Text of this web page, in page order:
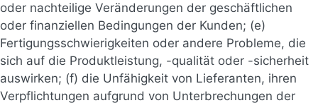
oder nachteilige Veränderungen der geschäftlichen
oder finanziellen Bedingungen der Kunden; (e)
Fertigungsschwierigkeiten oder andere Probleme, die
sich auf die Produktleistung, -qualität oder -sicherheit
auswirken; (f) die Unfähigkeit von Lieferanten, ihren
Verpflichtungen aufgrund von Unterbrechungen der